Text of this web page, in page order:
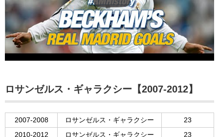
ロサンゼルス・ギャラクシー【2007-2012】
2007-2008 ロサンゼルス・ギャラクシー
23
2010-2012
ロサンゼルス・ギャラクシー 23